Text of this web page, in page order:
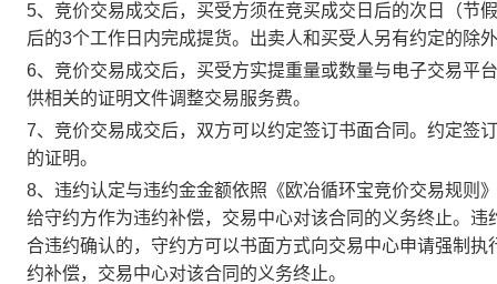
5、竞价交易成交后，买受方须在竞买成交日后的次日（节
后的3个工作日内完成提货。出卖人和买受人另有约定的除
6、竞价交易成交后，买受方实提重量或数量与电子交易平
供相关的证明文件调整交易服务费。
7、竞价交易成交后，双方可以约定签订书面合同。约定签
的证明。
8、违约认定与违约金金额依照《欧冶循环宝竞价交易规则
给守约方作为违约补偿，交易中心对该合同的义务终止。
合违约确认的，守约方可以书面方式向交易中心申请强制
约补偿，交易中心对该合同的义务终止。